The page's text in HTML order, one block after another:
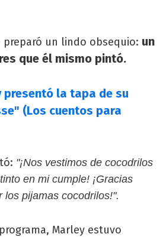
preparó un lindo obsequio: un
que él mismo pintó.
presentó la tapa de su
(Los cuentos para
"¡Nos vestimos de cocodrilos
en mi cumple! ¡Gracias
los pijamas cocodrilos!".
Marley estuvo